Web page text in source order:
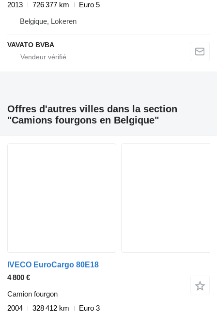
2013
726 377 km
Euro 5
Belgique, Lokeren
VAVATO BVBA
Offres d'autres villes dans la section
"Camions fourgons en Belgique"
IVECO EuroCargo 80E18
4 800 €
Camion fourgon
2004
328 412 km
Euro 3